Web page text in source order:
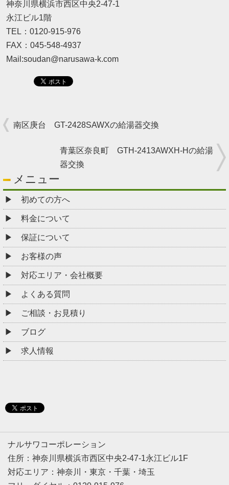
神奈川県横浜市西区中央2-47-1
永江ビル1階
TEL：0120-915-976
FAX：045-548-4937
Mail:soudan@narusawa-k.com
南区庚台 GT-2428SAWXの給湯器交換
青葉区奈良町 GTH-2413AWXH-Hの給湯
器交換
メニュー
初めての方へ
料金について
保証について
お客様の声
対応エリア・会社概要
よくある質問
ご相談・お見積り
ブログ
求人情報
ナルサワコーポレーション
住所：神奈川県横浜市西区中央2-47-1永江ビル1F
対応エリア：神奈川・東京・千葉・埼玉